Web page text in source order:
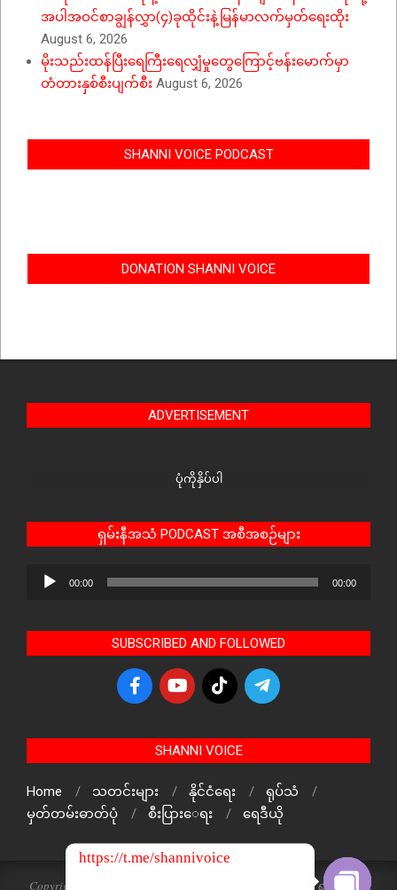
အပါအဝင်စာချွန်လွှာ(၄)ခုထိုင်းနဲ့မြန်မာလက်မှတ်ရေးထိုး
August 6, 2026
မိုးသည်းထန်ပြီးရေကြီးရေလျှံမှုတွေကြောင့်ဗန်းမောက်မှာ
တံတားနှစ်စီးပျက်စီး August 6, 2026
SHANNI VOICE PODCAST
DONATION SHANNI VOICE
ADVERTISEMENT
ပုံကိုနှိပ်ပါ
ရှမ်းနီအသံ PODCAST အစီအစဉ်များ
Audio
00:00 00:00
SUBSCRIBED AND FOLLOWED
SHANNI VOICE
Home သတင်းများ နိုင်ငံရေး
ရုပ်သံ
မှတ်တမ်းဓာတ်ပုံ
စီးပြားေရး ရေဒီယို
Copyright © 2024 The Voice Of ShanNi All rights reserved. ရှမ်းနီအသံ
https://t.me/shannivoice